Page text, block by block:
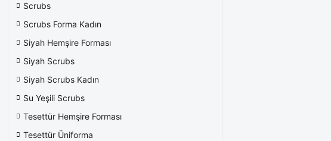
Scrubs
Scrubs Forma Kadın
Siyah Hemşire Forması
Siyah Scrubs
Siyah Scrubs Kadın
Su Yeşili Scrubs
Tesettür Hemşire Forması
Tesettür Üniforma